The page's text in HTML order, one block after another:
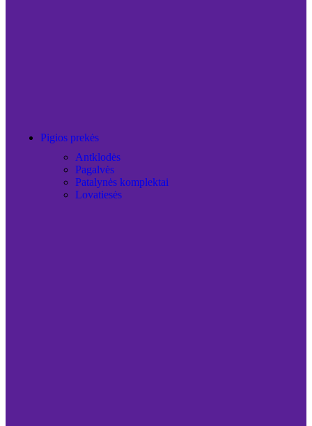
Pigios prekės
Antklodės
Pagalvės
Patalynės komplektai
Lovatiesės